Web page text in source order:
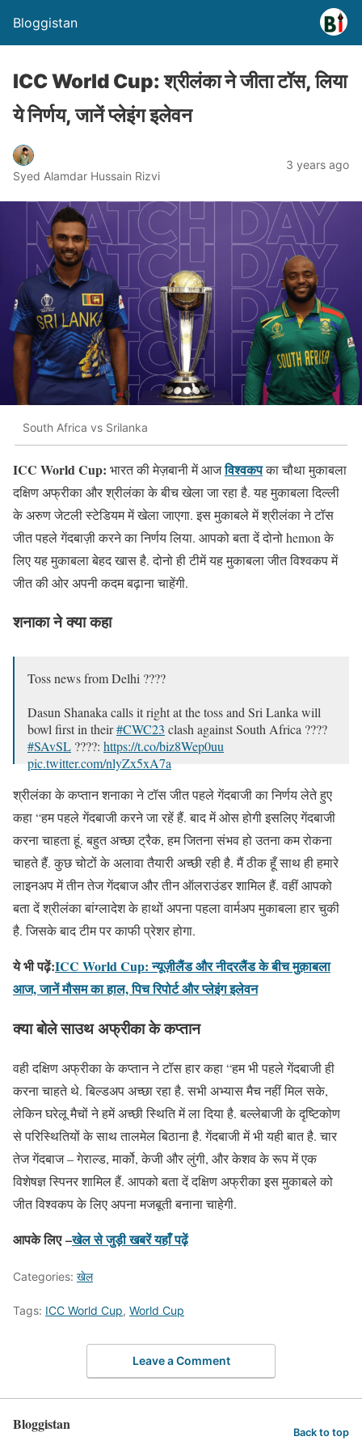
Bloggistan
ICC World Cup: श्रीलंका ने जीता टॉस, लिया
ये निर्णय, जानें प्लेइंग इलेवन
Syed Alamdar Hussain Rizvi
3 years ago
South Africa vs Srilanka
ICC World Cup: भारत की मेज़बानी में आजविश्वकपका चौथा मुकाबला
दक्षिण अफ्रीका और श्रीलंका के बीच खेला जा रहा है. यह मुकाबला दिल्ली
के अरुण जेटली स्टेडियम में खेला जाएगा. इस मुकाबले में श्रीलंका ने टॉस
जीत पहले गेंदबाज़ी करने का निर्णय लिया. आपको बता दें दोनो hemon के
लिए यह मुकाबला बेहद खास है. दोनो ही टीमें यह मुकाबला जीत विश्वकप में
जीत की ओर अपनी कदम बढ़ाना चाहेंगी.
शनाका ने क्या कहा
Toss news from Delhi ????
Dasun Shanaka calls it right at the toss and Sri Lanka will
bowl first in their#CWC23 clash against South Africa ????
#SAvSL ????: https://t.co/biz8Wep0uu
pic.twitter.com/nlyZx5xA7a
— ICC (@ICC)October 7, 2023
श्रीलंका के कप्तान शनाका ने टॉस जीत पहले गेंदबाजी का निर्णय लेते हुए
कहा “हम पहले गेंदबाजी करने जा रहें हैं. बाद में ओस होगी इसलिए गेंदबाजी
करना चाहता हूं. बहुत अच्छा ट्रैक, हम जितना संभव हो उतना कम रोकना
चाहते हैं. कुछ चोटों के अलावा तैयारी अच्छी रही है. मैं ठीक हूँ साथ ही हमारे
लाइनअप में तीन तेज गेंदबाज और तीन ऑलराउंडर शामिल हैं. वहीं आपको
बता दें श्रीलंका बांग्लादेश के हाथों अपना पहला वार्मअप मुकाबला हार चुकी
है. जिसके बाद टीम पर काफी प्रेशर होगा.
ये भी पढ़ें:ICC World Cup: न्यूज़ीलैंड और नीदरलैंड के बीच मुक़ाबला
आज, जानें मौसम का हाल, पिच रिपोर्ट और प्लेइंग इलेवन
क्या बोले साउथ अफ्रीका के कप्तान
वही दक्षिण अफ्रीका के कप्तान ने टॉस हार कहा “हम भी पहले गेंदबाजी ही
करना चाहते थे. बिल्डअप अच्छा रहा है. सभी अभ्यास मैच नहीं मिल सके,
लेकिन घरेलू मैचों ने हमें अच्छी स्थिति में ला दिया है. बल्लेबाजी के दृष्टिकोण
से परिस्थितियों के साथ तालमेल बिठाना है. गेंदबाजी में भी यही बात है. चार
तेज गेंदबाज – गेराल्ड, मार्को, केजी और लुंगी, और केशव के रूप में एक
विशेषज्ञ स्पिनर शामिल हैं. आपको बता दें दक्षिण अफ्रीका इस मुकाबले को
जीत विश्वकप के लिए अपना मजबूती बनाना चाहेगी.
आपके लिए –खेल से जुड़ी खबरें यहाँ पढ़ें
Categories: खेल
Tags: ICC World Cup, World Cup
Leave a Comment
Bloggistan Back to top